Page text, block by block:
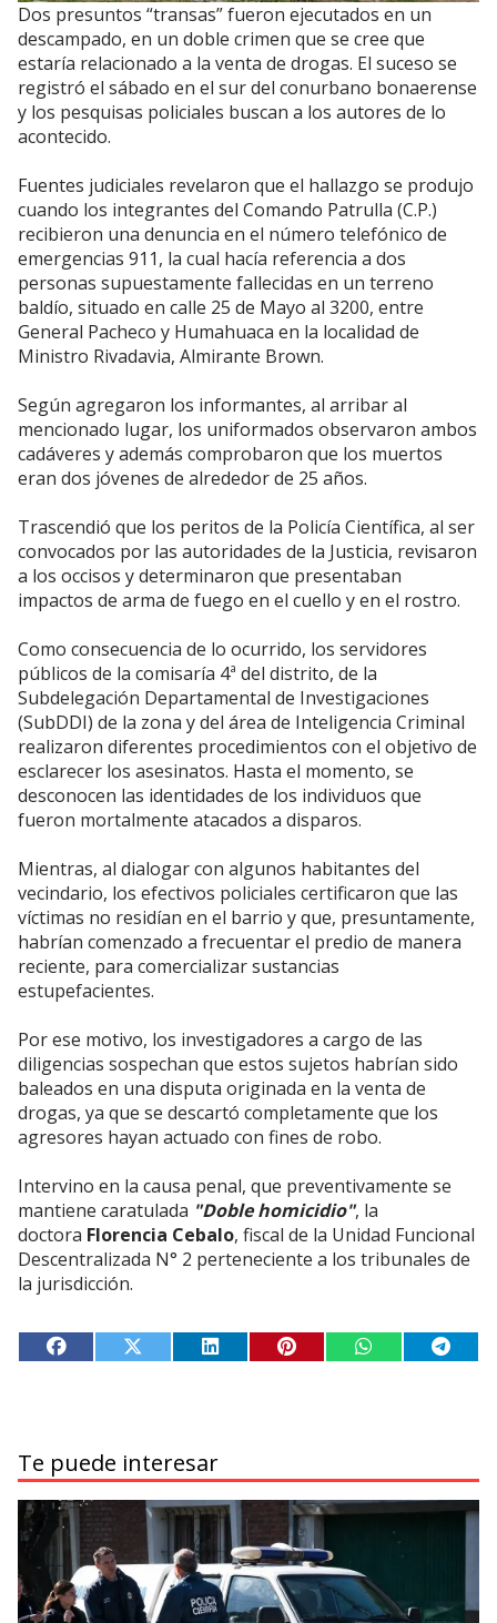
Dos presuntos “transas” fueron ejecutados en un
descampado, en un doble crimen que se cree que
estaría relacionado a la venta de drogas. El suceso se
registró el sábado en el sur del conurbano bonaerense
y los pesquisas policiales buscan a los autores de lo
acontecido.
Fuentes judiciales revelaron que el hallazgo se produjo
cuando los integrantes del Comando Patrulla (C.P.)
recibieron una denuncia en el número telefónico de
emergencias 911, la cual hacía referencia a dos
personas supuestamente fallecidas en un terreno
baldío, situado en calle 25 de Mayo al 3200, entre
General Pacheco y Humahuaca en la localidad de
Ministro Rivadavia, Almirante Brown.
Según agregaron los informantes, al arribar al
mencionado lugar, los uniformados observaron ambos
cadáveres y además comprobaron que los muertos
eran dos jóvenes de alrededor de 25 años.
Trascendió que los peritos de la Policía Científica, al ser
convocados por las autoridades de la Justicia, revisaron
a los occisos y determinaron que presentaban
impactos de arma de fuego en el cuello y en el rostro.
Como consecuencia de lo ocurrido, los servidores
públicos de la comisaría 4ª del distrito, de la
Subdelegación Departamental de Investigaciones
(SubDDI) de la zona y del área de Inteligencia Criminal
realizaron diferentes procedimientos con el objetivo de
esclarecer los asesinatos. Hasta el momento, se
desconocen las identidades de los individuos que
fueron mortalmente atacados a disparos.
Mientras, al dialogar con algunos habitantes del
vecindario, los efectivos policiales certificaron que las
víctimas no residían en el barrio y que, presuntamente,
habrían comenzado a frecuentar el predio de manera
reciente, para comercializar sustancias
estupefacientes.
Por ese motivo, los investigadores a cargo de las
diligencias sospechan que estos sujetos habrían sido
baleados en una disputa originada en la venta de
drogas, ya que se descartó completamente que los
agresores hayan actuado con fines de robo.
Intervino en la causa penal, que preventivamente se
mantiene caratulada "Doble homicidio", la
doctora Florencia Cebalo, fiscal de la Unidad Funcional
Descentralizada N° 2 perteneciente a los tribunales de
la jurisdicción.
Te puede interesar